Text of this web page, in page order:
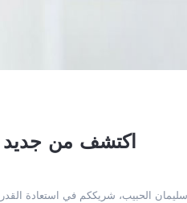
اكتشف من جديد
الحبيب، شريككم في استعادة